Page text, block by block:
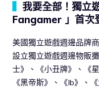
我要全部！獨立
Fangamer 」首次
美國獨立遊戲週邊品牌
設立獨立遊戲週邊物販
士》、《小丑牌》、《
《黑帝斯》、《Ib》、